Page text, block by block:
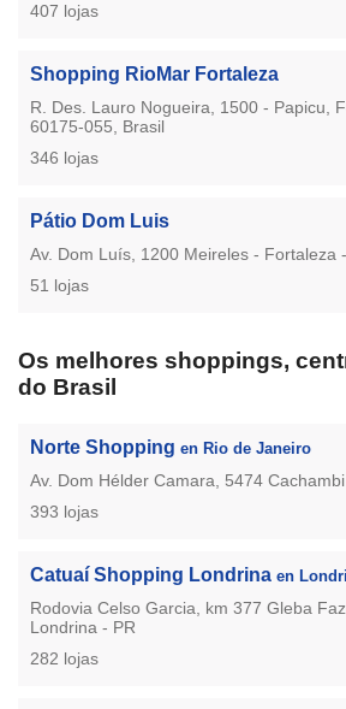
407 lojas
Shopping RioMar Fortaleza
R. Des. Lauro Nogueira, 1500 - Papicu,
60175-055, Brasil
346 lojas
Pátio Dom Luis
Av. Dom Luís, 1200 Meireles - Fortaleza
51 lojas
Os melhores shoppings,
do Brasil
Norte Shopping en Rio de Janeiro
Av. Dom Hélder Camara, 5474
393 lojas
Catuaí Shopping Londrina en
Rodovia Celso Garcia, km 377 Gleba
Londrina - PR
282 lojas